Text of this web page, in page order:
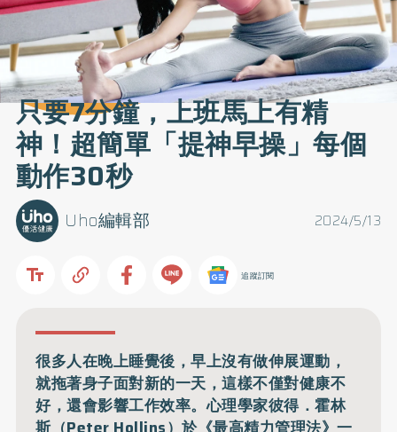
只要7分鐘，上班馬上有精
神！超簡單「提神早操」每個
動作30秒
2024/5/13
Uho編輯部
追蹤訂閱
很多人在晚上睡覺後，早上沒有做伸展運動，
就拖著身子面對新的一天，這樣不僅對健康不
好，還會影響工作效率。心理學家彼得．霍林
斯（Peter Hollins）於《最高精力管理法》一